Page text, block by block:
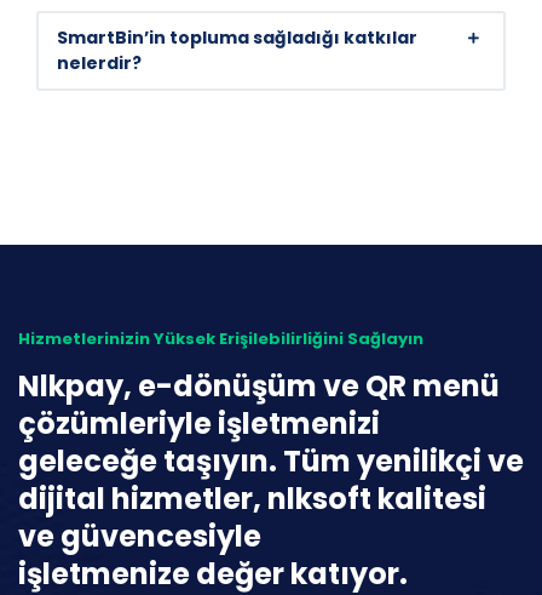
SmartBin’in topluma sağladığı katkılar
nelerdir?
Hizmetlerinizin Yüksek Erişilebilirliğini Sağlayın
Nlkpay, e-dönüşüm ve QR menü
çözümleriyle işletmenizi
geleceğe taşıyın. Tüm yenilikçi ve
dijital hizmetler, nlksoft kalitesi
ve güvencesiyle
işletmenize değer katıyor.